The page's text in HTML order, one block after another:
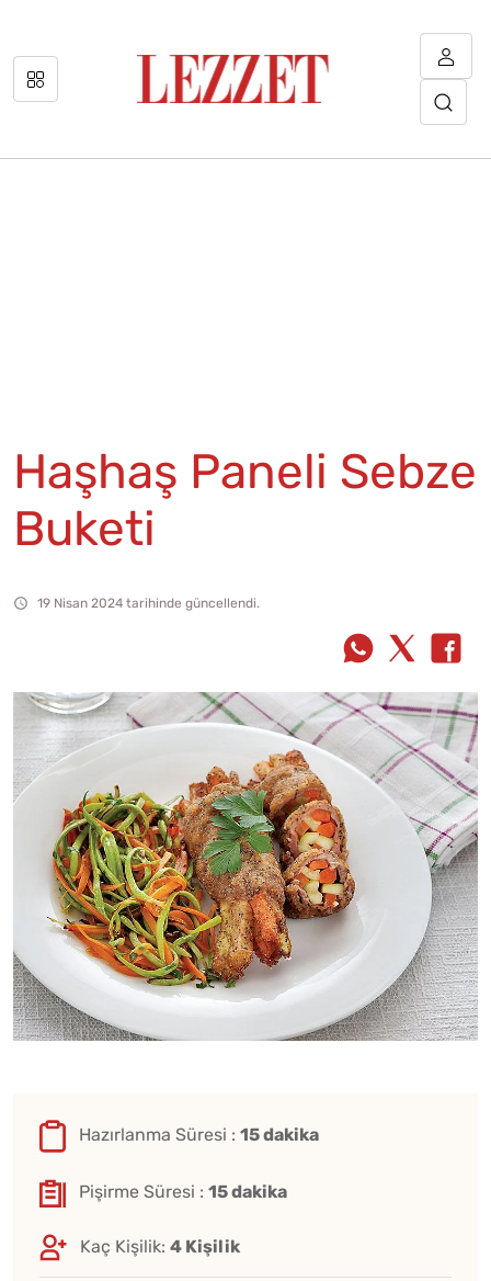
Haşhaş Paneli Sebze
Buketi
19 Nisan 2024 tarihinde güncellendi.
Hazırlanma Süresi : 15 dakika
Pişirme Süresi : 15 dakika
Kaç Kişilik: 4 Kişilik